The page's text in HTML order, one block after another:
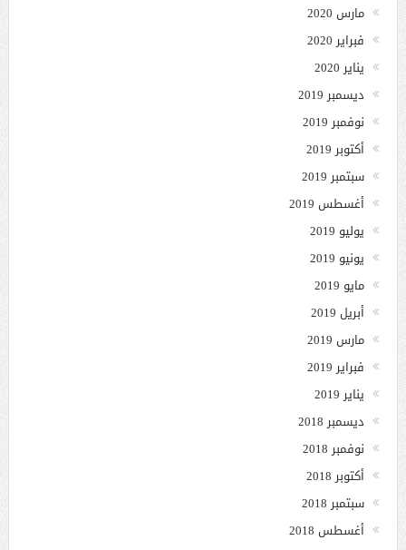
مارس 2020
فبراير 2020
يناير 2020
ديسمبر 2019
نوفمبر 2019
أكتوبر 2019
سبتمبر 2019
أغسطس 2019
يوليو 2019
يونيو 2019
مايو 2019
أبريل 2019
مارس 2019
فبراير 2019
يناير 2019
ديسمبر 2018
نوفمبر 2018
أكتوبر 2018
سبتمبر 2018
أغسطس 2018